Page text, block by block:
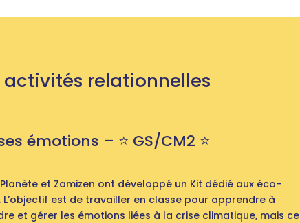
activités relationnelles
émotions – ⭐️ GS/CM2 ⭐️
et Zamizen ont développé un Kit dédié aux éco-
L’objectif est de travailler en classe pour apprendre à
et gérer les émotions liées à la crise climatique, mais ce